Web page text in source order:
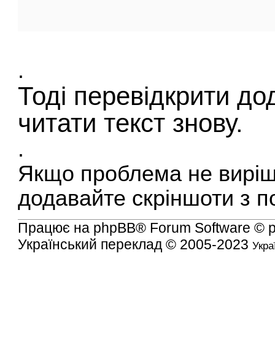
.
Тоді перевідкрити
читати текст знову.
.
Якщо проблема не
додавайте скріншоти з
Працює на phpBB® Forum Software ©
Український переклад © 2005-2023